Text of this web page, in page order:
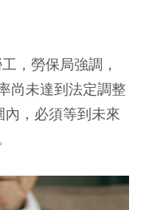
，勞保局強調，
尚未達到法定調整
，必須等到未來